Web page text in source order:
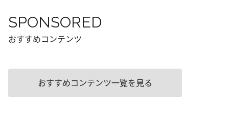
SPONSORED
おすすめコンテンツ
おすすめコンテンツ一覧を見る